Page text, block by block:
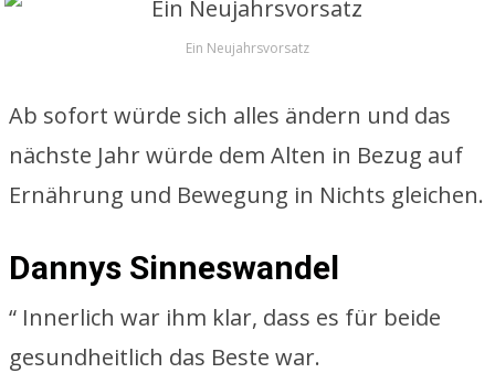
Ein Neujahrsvorsatz
Ab sofort würde sich alles ändern und das
nächste Jahr würde dem Alten in Bezug auf
Ernährung und Bewegung in Nichts gleichen.
Dannys Sinneswandel
“ Innerlich war ihm klar, dass es für beide
gesundheitlich das Beste war.